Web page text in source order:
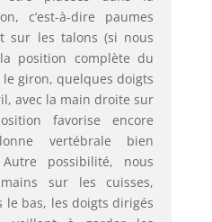
c’est-à-dire paumes
sur les talons (si nous
position complète du
giron, quelques doigts
avec la main droite sur
favorise encore
vertébrale bien
possibilité, nous
sur les cuisses,
le bas, les doigts dirigés